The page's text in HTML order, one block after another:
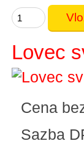
Lovec
Cena
Sazba